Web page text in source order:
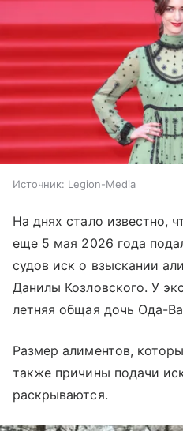
Источник: Legion-Media
На днях стало известно,
еще 5 мая 2026 года
судов иск о взыскании
Данилы Козловского. У
летняя общая дочь Ода-
Размер алиментов,
также причины подачи
раскрываются.